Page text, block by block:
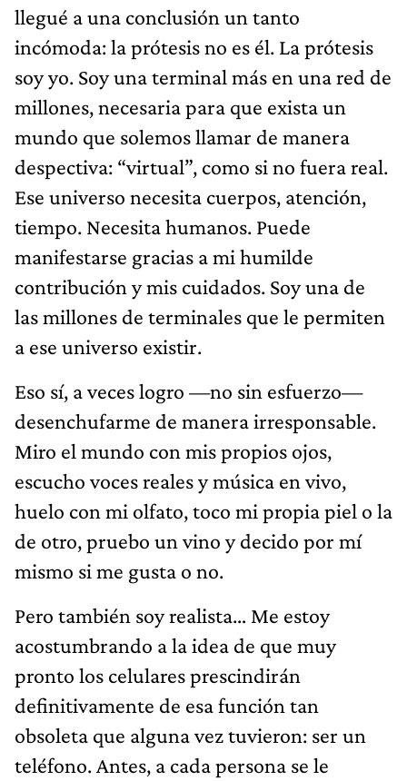
llegué a una conclusión un tanto
incómoda: la prótesis no es él. La prótesis
soy yo. Soy una terminal más en una red de
millones, necesaria para que exista un
mundo que solemos llamar de manera
despectiva: “virtual”, como si no fuera real.
Ese universo necesita cuerpos, atención,
tiempo. Necesita humanos. Puede
manifestarse gracias a mi humilde
contribución y mis cuidados. Soy una de
las millones de terminales que le permiten
a ese universo existir.
Eso sí, a veces logro —no sin esfuerzo—
desenchufarme de manera irresponsable.
Miro el mundo con mis propios ojos,
escucho voces reales y música en vivo,
huelo con mi olfato, toco mi propia piel o la
de otro, pruebo un vino y decido por mí
mismo si me gusta o no.
Pero también soy realista… Me estoy
acostumbrando a la idea de que muy
pronto los celulares prescindirán
definitivamente de esa función tan
obsoleta que alguna vez tuvieron: ser un
teléfono. Antes, a cada persona se le